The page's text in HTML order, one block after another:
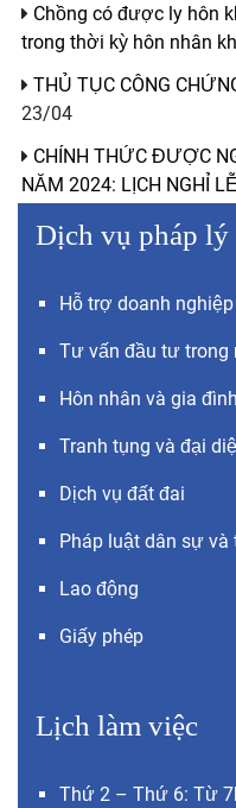
Chồng có được ly hôn
trong thời kỳ hôn nhân
THỦ TỤC CÔNG
23/04
CHÍNH THỨC ĐƯỢC
NĂM 2024: LỊCH NGHỈ
Dịch vụ pháp lý
Hỗ trợ doanh nghiệp
Tư vấn đầu tư
Hôn nhân và gia đình
Tranh tụng và đại
Dịch vụ đất đai
Pháp luật dân sự và
Lao động
Giấy phép
Lịch làm việc
Thứ 2 – Thứ 6: Từ